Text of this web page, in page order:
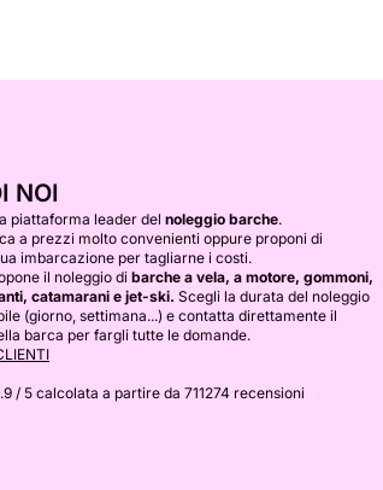
NOI
piattaforma leader del noleggio barche.
a prezzi molto convenienti oppure proponi di
imbarcazione per tagliarne i costi.
il noleggio di barche a vela, a motore, gommoni,
catamarani e jet-ski. Scegli la durata del noleggio
(giorno, settimana...) e contatta direttamente il
barca per fargli tutte le domande.
/ 5 calcolata a partire da 711274 recensioni